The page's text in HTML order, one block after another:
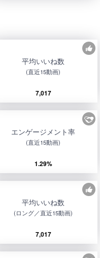
平均いいね数
(直近15動画)
7,017
エンゲージメント率
(直近15動画)
1.29%
平均いいね数
(ロング／直近15動画)
7,017